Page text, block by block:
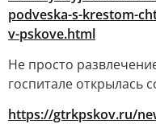
podveska-s-krestom-
v-pskove.html
Не просто
госпитале открылась
https://gtrkpskov.ru/